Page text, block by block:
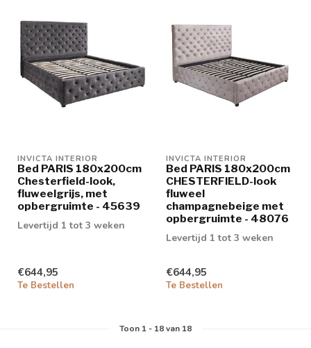
INVICTA INTERIOR
Bed PARIS 180x200cm
Chesterfield-look,
fluweelgrijs, met
opbergruimte - 45639
Levertijd 1 tot 3 weken
€644,95
Te Bestellen
INVICTA INTERIOR
Bed PARIS 180x200cm
CHESTERFIELD-look
fluweel
champagnebeige met
opbergruimte - 48076
Levertijd 1 tot 3 weken
€644,95
Te Bestellen
Toon 1- 18van 18